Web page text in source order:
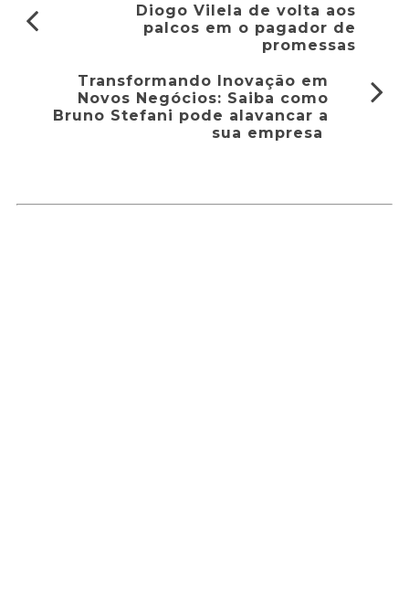
Diogo Vilela de volta aos
palcos em o pagador de
promessas
Transformando Inovação em
Novos Negócios: Saiba como
Bruno Stefani pode alavancar a
sua empresa